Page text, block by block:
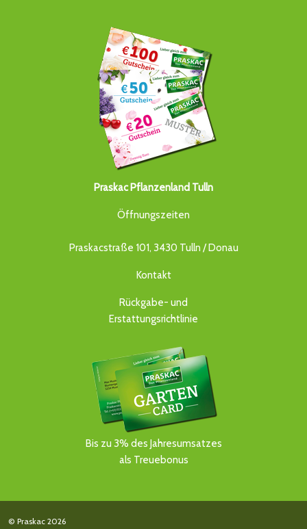
Praskac Pflanzenland Tulln
Öffnungszeiten
Praskacstraße 101, 3430 Tulln / Donau
Kontakt
Rückgabe- und
Erstattungsrichtlinie
Bis zu 3% des Jahresumsatzes
als Treuebonus
© Praskac 2026